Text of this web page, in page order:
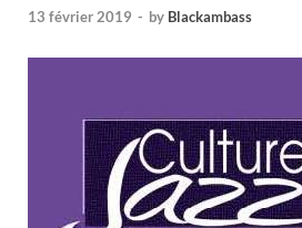
13 février 2019 - by Blackambass